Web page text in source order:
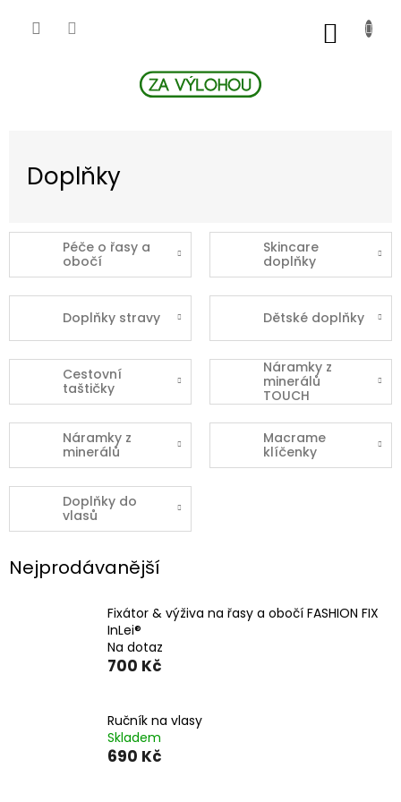
Doplňky
Péče o řasy a
obočí
Skincare
doplňky
Doplňky stravy Dětské doplňky
Cestovní
taštičky
Náramky z
minerálů
TOUCH
Náramky z
minerálů
Macrame
klíčenky
Doplňky do
vlasů
Nejprodávanější
Fixátor & výživa na řasy a obočí FASHION FIX
InLei®
Na dotaz
700 Kč
Ručník na vlasy
Skladem
690 Kč